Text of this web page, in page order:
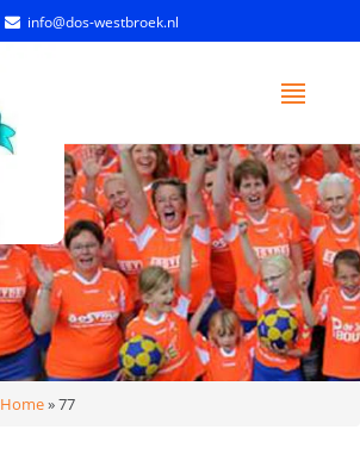
info@dos-westbroek.nl
Home»77